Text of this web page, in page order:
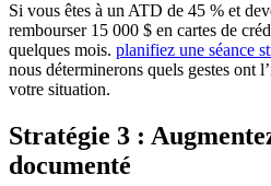
Si vous êtes à un ATD de 45 % et
rembourser 15 000 $ en cartes de
quelques mois. planifiez une séance
nous déterminerons quels gestes ont
votre situation.
Stratégie 3 :
documenté